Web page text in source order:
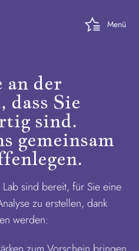
Menü
an der
Sie
sind.
gemeinsam
sind bereit, für Sie eine
zu erstellen, dank
werden: